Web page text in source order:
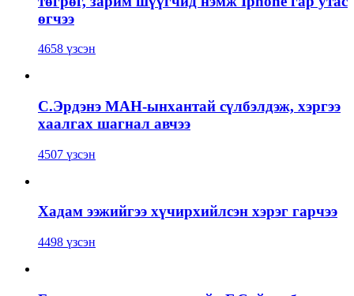
өгчээ
4658 үзсэн
С.Эрдэнэ МАН-ынхантай сүлбэлдэж, хэргээ
хаалгах шагнал авчээ
4507 үзсэн
Хадам ээжийгээ хүчирхийлсэн хэрэг гарчээ
4498 үзсэн